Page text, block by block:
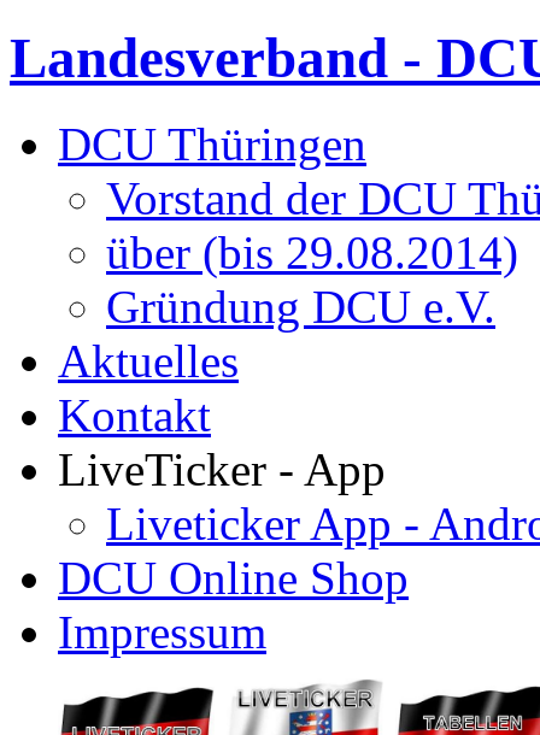
Landesverband -
DCU Thüringen
Vorstand der DCU
über (bis 29.08.2014)
Gründung DCU e.V.
Aktuelles
Kontakt
LiveTicker - App
Liveticker App -
DCU Online Shop
Impressum